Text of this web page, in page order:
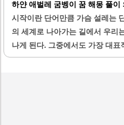
하얀 애벌레 굼벵이 꿈 해몽 풀이
시작이란 단어만큼 가슴 설레는
의 세계로 나아가는 길에서 우리
나게 된다. 그중에서도 가장 대표
다. 특히나 동물이나 곤충 등 생